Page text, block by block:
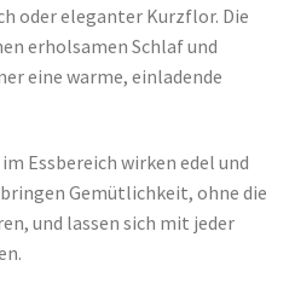
oder eleganter Kurzflor. Die
erholsamen Schlaf und
eine warme, einladende
Essbereich wirken edel und
Gemütlichkeit, ohne die
und lassen sich mit jeder